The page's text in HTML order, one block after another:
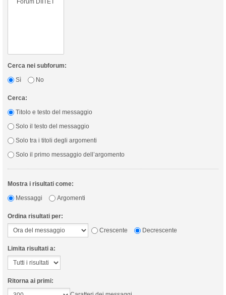
Cerca nei subforum:
Sì
No
Cerca:
Titolo e testo del messaggio
Solo il testo del messaggio
Solo tra i titoli degli argomenti
Solo il primo messaggio dell’argomento
Mostra i risultati come:
Messaggi
Argomenti
Ordina risultati per:
Crescente
Decrescente
Limita risultati a:
Ritorna ai primi: